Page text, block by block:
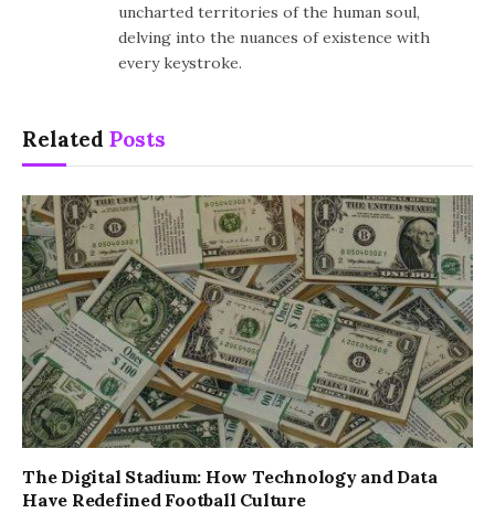
uncharted territories of the human soul,
delving into the nuances of existence with
every keystroke.
Related Posts
The Digital Stadium: How Technology and Data
Have Redefined Football Culture